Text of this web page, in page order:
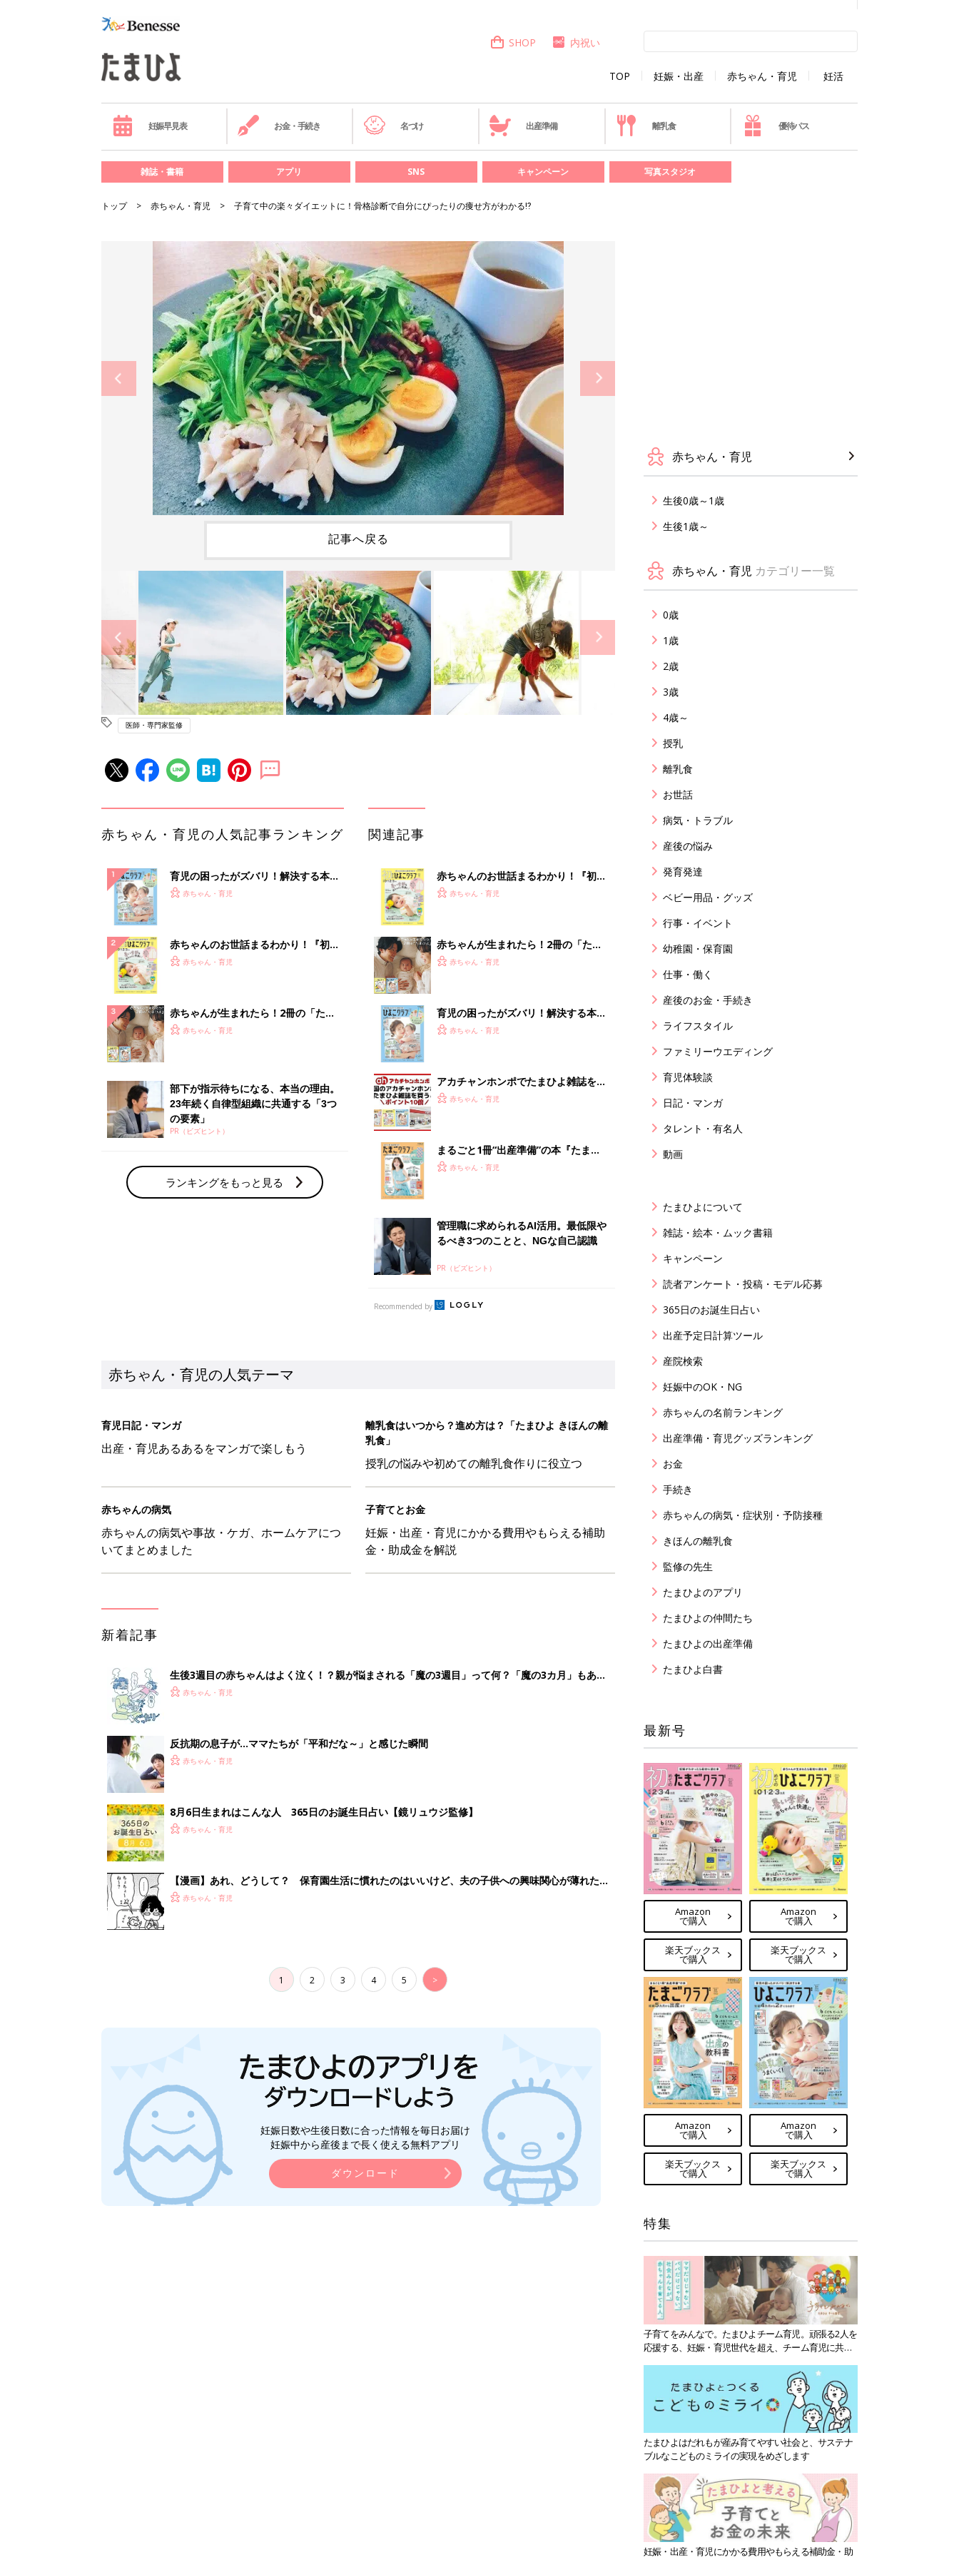
TOP 妊娠・出産 赤ちゃん・育児 妊活
SHOP 内祝い
妊娠早見表 お金・手続き 名づけ 出産準備 離乳食 優待パス
雑誌・書籍 アプリ SNS キャンペーン 写真スタジオ
トップ 赤ちゃん・育児 子育て中の楽々ダイエットに！骨格診断で自分にぴったりの痩せ方がわかる⁉
記事へ戻る
医師・専門家監修
赤ちゃん・育児の人気記事ランキング
育児の困ったがズバリ！解決する本
『ひよこクラブ 夏号』 4カ月～2才
赤ちゃん・育児
赤ちゃんのお世話まるわかり！『初め
てのひよこクラブ 夏号』〈巻頭大特
赤ちゃん・育児
赤ちゃんが生まれたら！2冊の「たま
ひよ」
赤ちゃん・育児
部下が指示待ちになる、本当の理由。
23年続く自律型組織に共通する「3つ
の要素」
PR（ビズヒント）
ランキングをもっと見る
関連記事
赤ちゃんのお世話まるわかり！『初め
てのひよこクラブ 夏号』〈巻頭大特
赤ちゃん・育児
赤ちゃんが生まれたら！2冊の「たま
ひよ」
赤ちゃん・育児
育児の困ったがズバリ！解決する本
『ひよこクラブ 夏号』 4カ月～2才
赤ちゃん・育児
アカチャンホンポでたまひよ雑誌を買
うとポイント10倍【期間限定】
赤ちゃん・育児
まるごと1冊“出産準備”の本『たまご
クラブ 夏号』〈スペシャル大特集〉
赤ちゃん・育児
管理職に求められるAI活用。最低限や
るべき3つのことと、NGな自己認識
PR（ビズヒント）
Recommended by
赤ちゃん・育児の人気テーマ
育児日記・マンガ
出産・育児あるあるをマンガで楽しもう
離乳食はいつから？進め方は？「たまひよ きほんの離
乳食」
授乳の悩みや初めての離乳食作りに役立つ
赤ちゃんの病気
赤ちゃんの病気や事故・ケガ、ホームケアにつ
いてまとめました
子育てとお金
妊娠・出産・育児にかかる費用やもらえる補助
金・助成金を解説
新着記事
生後3週目の赤ちゃんはよく泣く！？親が悩まされる「魔の3週目」って何？「魔の3カ月」もある
って本当？【専門家】
赤ちゃん・育児
反抗期の息子が...ママたちが「平和だな～」と感じた瞬間
赤ちゃん・育児
8月6日生まれはこんな人 365日のお誕生日占い【鏡リュウジ監修】
赤ちゃん・育児
【漫画】あれ、どうして？ 保育園生活に慣れたのはいいけど、夫の子供への興味関心が薄れた気
がする……！『ふうふう子育て ＃91』
赤ちゃん・育児
1 2 3 4 5 >
妊娠日数や生後日数に合った情報を毎日お届け
妊娠中から産後まで長く使える無料アプリ
ダウンロード
赤ちゃん・育児
生後0歳～1歳
生後1歳～
赤ちゃん・育児 カテゴリー一覧
0歳
1歳
2歳
3歳
4歳～
授乳
離乳食
お世話
病気・トラブル
産後の悩み
発育発達
ベビー用品・グッズ
行事・イベント
幼稚園・保育園
仕事・働く
産後のお金・手続き
ライフスタイル
ファミリーウエディング
育児体験談
日記・マンガ
タレント・有名人
動画
たまひよについて
雑誌・絵本・ムック書籍
キャンペーン
読者アンケート・投稿・モデル応募
365日のお誕生日占い
出産予定日計算ツール
産院検索
妊娠中のOK・NG
赤ちゃんの名前ランキング
出産準備・育児グッズランキング
お金
手続き
赤ちゃんの病気・症状別・予防接種
きほんの離乳食
監修の先生
たまひよのアプリ
たまひよの仲間たち
たまひよの出産準備
たまひよ白書
最新号
Amazon
で購入
楽天ブックス
で購入
Amazon
で購入
楽天ブックス
で購入
Amazon
で購入
楽天ブックス
で購入
Amazon
で購入
楽天ブックス
で購入
特集
子育てをみんなで。たまひよチーム育児。頑張る2人を
応援する、妊娠・育児世代を超え、チーム育児に共感
たまひよはだれもが産み育てやすい社会と、サステナ
ブルなこどものミライの実現をめざします
妊娠・出産・育児にかかる費用やもらえる補助金・助